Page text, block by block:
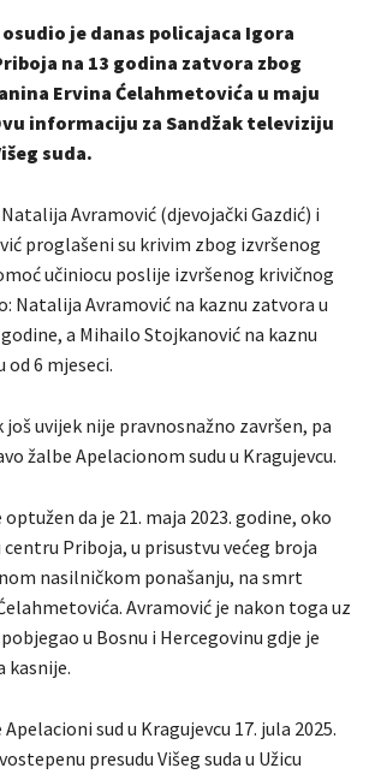
osudio je danas policajaca Igora
na 13 godina zatvora zbog
Ervina Ćelahmetovića u maju
informaciju za Sandžak televiziju
suda.
Avramović (djevojački Gazdić) i
proglašeni su krivim zbog izvršenog
učiniocu poslije izvršenog krivičnog
Natalija Avramović na kaznu zatvora u
a Mihailo Stojkanović na kaznu
6 mjeseci.
uvijek nije pravnosnažno završen, pa
žalbe Apelacionom sudu u Kragujevcu.
da je 21. maja 2023. godine, oko
centru Priboja, u prisustvu većeg broja
nasilničkom ponašanju, na smrt
Avramović je nakon toga uz
u Bosnu i Hercegovinu gdje je
kasnije.
sud u Kragujevcu 17. jula 2025.
presudu Višeg suda u Užicu